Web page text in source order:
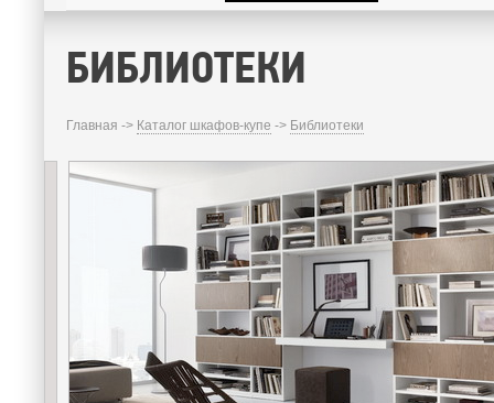
БИБЛИОТЕКИ
Главная -> Каталог шкафов-купе -> Библиотеки